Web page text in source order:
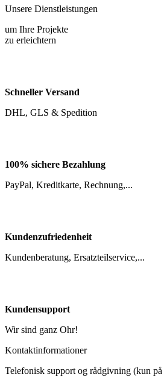
zu erleichtern
PayPal, Kreditkarte, Rechnung,...
Kundenberatung, Ersatzteilservice,...
Wir sind ganz Ohr!
Kontaktinformationer
Telefonisk support og rådgivning (kun på
Mandag - fredag fra 08:00 - 16:30